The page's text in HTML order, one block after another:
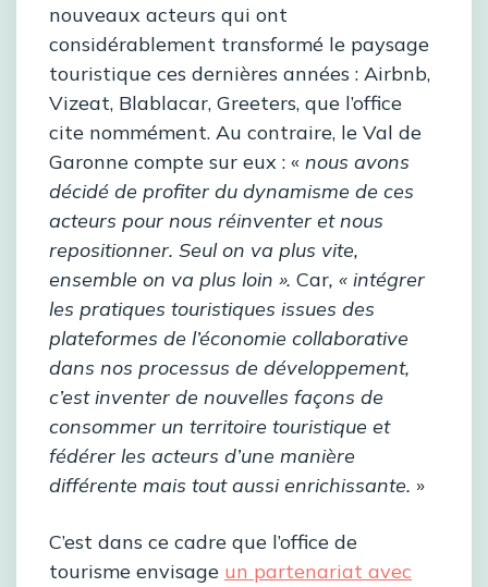
nouveaux acteurs qui ont
considérablement transformé le paysage
touristique ces dernières années : Airbnb,
Vizeat, Blablacar, Greeters, que l’office
cite nommément. Au contraire, le Val de
Garonne compte sur eux : « nous avons
décidé de profiter du dynamisme de ces
acteurs pour nous réinventer et nous
repositionner. Seul on va plus vite,
ensemble on va plus loin ». Car, « intégrer
les pratiques touristiques issues des
plateformes de l’économie collaborative
dans nos processus de développement,
c’est inventer de nouvelles façons de
consommer un territoire touristique et
fédérer les acteurs d’une manière
différente mais tout aussi enrichissante. »
C’est dans ce cadre que l’office de
tourisme envisage un partenariat avec